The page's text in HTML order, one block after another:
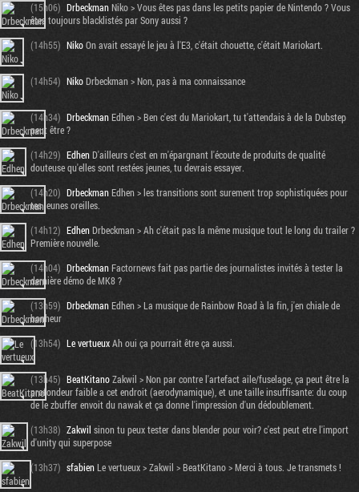
(15h06) DrbeckmanNiko > Vous êtes pas dans les petits papier de Nintendo ? Vous
êtes toujours blacklistés par Sony aussi ?
(14h55) NikoOn avait essayé le jeu à l'E3, c'était chouette, c'était Mariokart.
(14h54) NikoDrbeckman > Non, pas à ma connaissance
(14h34) DrbeckmanEdhen > Ben c'est du Mariokart, tu t'attendais à de la Dubstep
peut être ?
(14h29) EdhenD'ailleurs c'est en m'épargnant l'écoute de produits de qualité
douteuse qu'elles sont restées jeunes, tu devrais essayer.
(14h20) DrbeckmanEdhen > les transitions sont surement trop sophistiquées pour
tes jeunes oreilles.
(14h12) EdhenDrbeckman > Ah c'était pas la même musique tout le long du trailer ?
Première nouvelle.
(14h04) DrbeckmanFactornews fait pas partie des journalistes invités à tester la
dernière démo de MK8 ?
(13h59) DrbeckmanEdhen > La musique de Rainbow Road à la fin, j'en chiale de
bonheur
(13h54) Le vertueuxAh oui ça pourrait être ça aussi.
(13h45) BeatKitanoZakwil > Non par contre l'artefact aile/fuselage, ça peut être la
profondeur faible a cet endroit (aerodynamique), et une taille insuffisante: du coup
de le zbuffer envoit du nawak et ça donne l'impression d'un dédoublement.
(13h38) Zakwil sinon tu peux tester dans blender pour voir? c'est peut etre l'import
d'unity qui superpose
(13h37) sfabienLe vertueux > Zakwil > BeatKitano > Merci à tous. Je transmets !